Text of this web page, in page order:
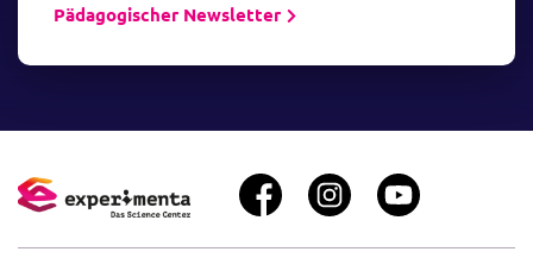
Pädagogischer Newsletter